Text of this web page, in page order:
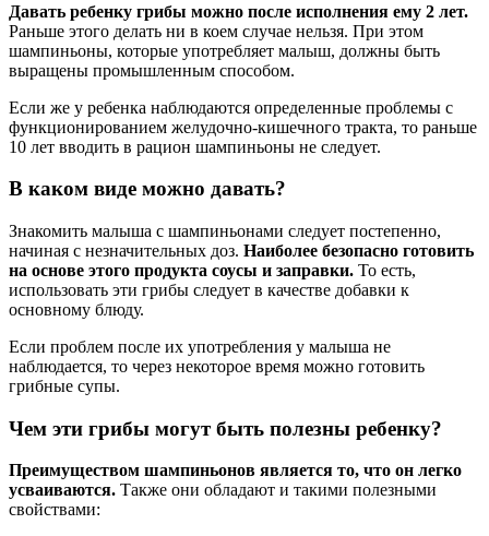
Давать ребенку грибы можно после исполнения ему 2 лет.
Раньше этого делать ни в коем случае нельзя. При этом
шампиньоны, которые употребляет малыш, должны быть
выращены промышленным способом.
Если же у ребенка наблюдаются определенные проблемы с
функционированием желудочно-кишечного тракта, то раньше
10 лет вводить в рацион шампиньоны не следует.
В каком виде можно давать?
Знакомить малыша с шампиньонами следует постепенно,
начиная с незначительных доз. Наиболее безопасно готовить
на основе этого продукта соусы и заправки. То есть,
использовать эти грибы следует в качестве добавки к
основному блюду.
Если проблем после их употребления у малыша не
наблюдается, то через некоторое время можно готовить
грибные супы.
Чем эти грибы могут быть полезны ребенку?
Преимуществом шампиньонов является то, что он легко
усваиваются. Также они обладают и такими полезными
свойствами: